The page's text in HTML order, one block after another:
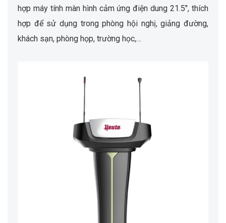
hợp máy tính màn hình cảm ứng điện dung 21.5″, thích
hợp để sử dụng trong phòng hội nghị, giảng đường,
khách sạn, phòng họp, trường học,…